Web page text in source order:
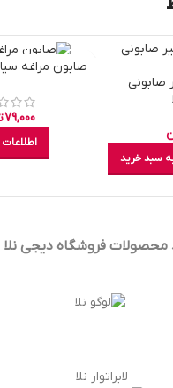
صابونی
سبد خرید
اتمام موجودی
صابون مراغه
79,000
محصولات فروشگاهدیجی نلا
لابراتوار نلا